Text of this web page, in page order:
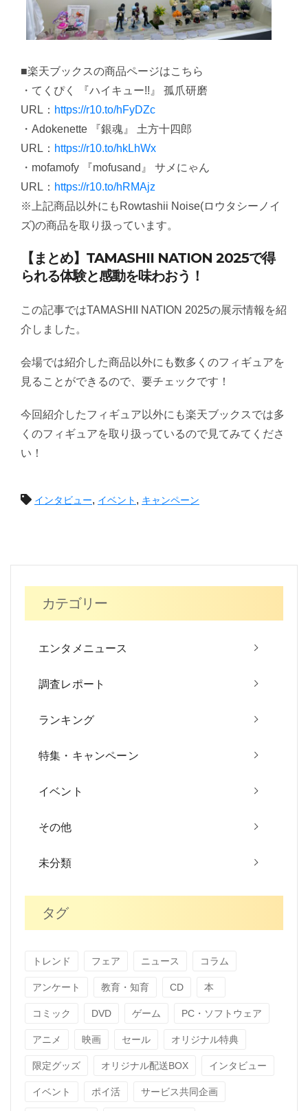
■楽天ブックスの商品ページはこちら
・てくぴく 『ハイキュー!!』 孤爪研磨
URL： https://r10.to/hFyDZc
・Adokenette 『銀魂』 土方十四郎
URL： https://r10.to/hkLhWx
・mofamofy 『mofusand』 サメにゃん
URL： https://r10.to/hRMAjz
※上記商品以外にもRowtashii Noise(ロウタシーノイ
ズ)の商品を取り扱っています。
【まとめ】TAMASHII NATION 2025で得
られる体験と感動を味わおう！
この記事ではTAMASHII NATION 2025の展示情報を紹
介しました。
会場では紹介した商品以外にも数多くのフィギュアを
見ることができるので、要チェックです！
今回紹介したフィギュア以外にも楽天ブックスでは多
くのフィギュアを取り扱っているので見てみてくださ
い！
投
ビ
ョ
ン
インタビュー, イベント , キャンペーン
カテゴリー
エンタメニュース
調査レポート
ランキング
特集・キャンペーン
イベント
その他
未分類
タグ
トレンド フェア ニュース コラム
アンケート 教育・知育 CD 本
コミック DVD ゲーム PC・ソフトウェア
アニメ 映画 セール オリジナル特典
限定グッズ オリジナル配送BOX インタビュー
イベント ポイ活 サービス共同企画